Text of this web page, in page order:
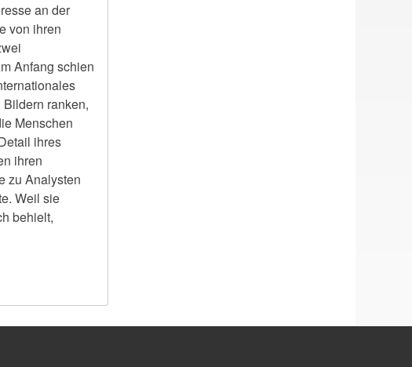
an der
von ihren
Anfang schien
ranken,
Menschen
ihres
ihren
zu Analysten
Weil sie
behielt,